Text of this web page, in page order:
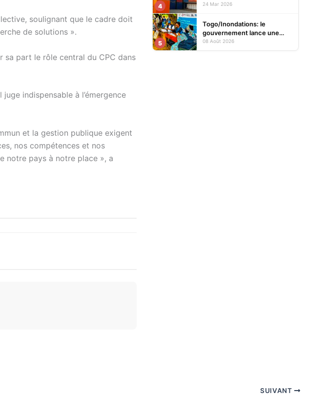
soulignant que le cadre doit
de solutions ».
sa part le rôle central du CPC dans
indispensable à l’émergence
et la gestion publique exigent
nos compétences et nos
notre pays à notre place », a
4 24 Mar 2026
5
Togo/Inondations: le
gouvernement lance une
opération d’assistance aux
08 Août 2026
SUIVANT